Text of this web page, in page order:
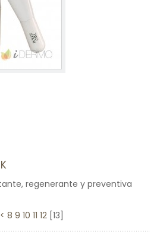
regenerante y preventiva
< 8 9 10 11 12[ 13